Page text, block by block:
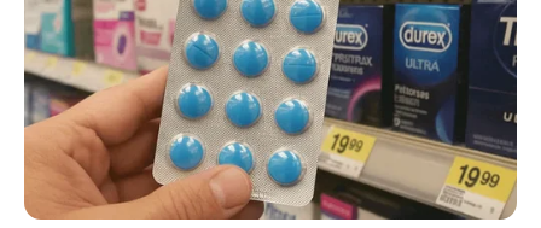
βίας. Ο Πρόεδρος Ντόναλντ Τραμπ δήλωσε αργότερα σε
δημοσιογράφους στον Λευκό Οίκο ότι θα εξετάσει το
ενδεχόμενο να απονείμει τον χαρακτηρισμό της Antifa
ως εγχώριας τρομοκρατικής οργάνωσης, των χαλαρά
συνδεδεμένων αντιφασιστών ακτιβιστών που έχει
χρησιμοποιήσει ως γενικό όρο για να περιγράψει τους
αριστερούς διαδηλωτές και τη δράση τους.